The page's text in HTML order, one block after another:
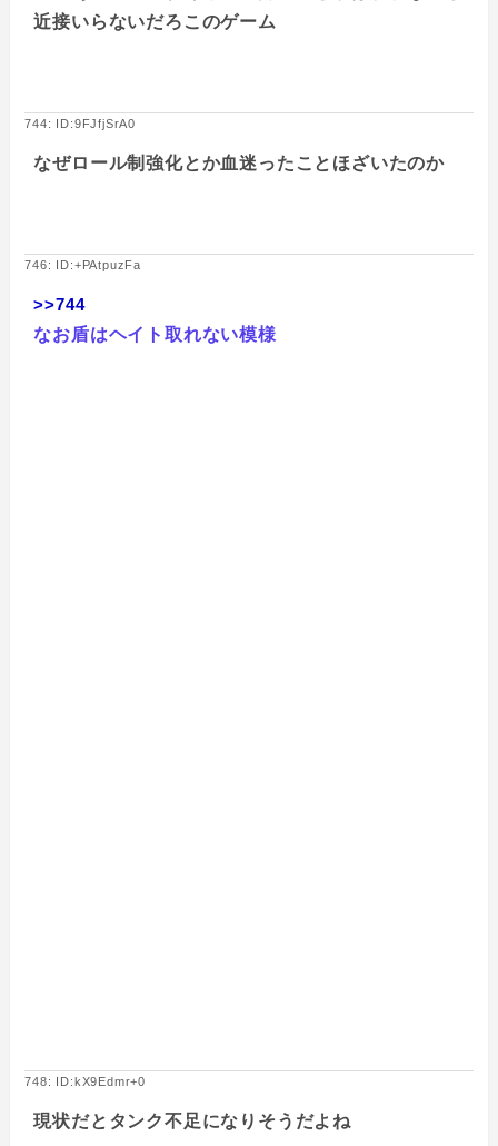
近接いらないだろこのゲーム
744: ID:9FJfjSrA0
なぜロール制強化とか血迷ったことほざいたのか
746: ID:+PAtpuzFa
>>744
なお盾はヘイト取れない模様
748: ID:kX9Edmr+0
現状だとタンク不足になりそうだよね